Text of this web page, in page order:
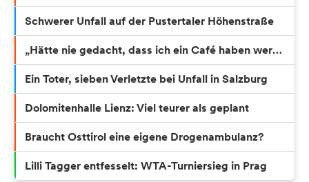
Schwerer Unfall auf der Pustertaler Höhenstraße
„Hätte nie gedacht, dass ich ein Café haben werde“
Ein Toter, sieben Verletzte bei Unfall in Salzburg
Dolomitenhalle Lienz: Viel teurer als geplant
Braucht Osttirol eine eigene Drogenambulanz?
Lilli Tagger entfesselt: WTA-Turniersieg in Prag